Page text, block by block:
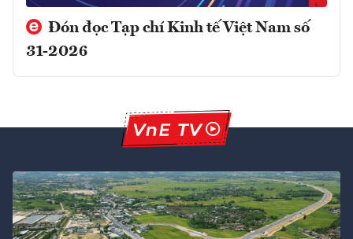
Đón đọc Tạp chí Kinh tế Việt Nam số
31-2026